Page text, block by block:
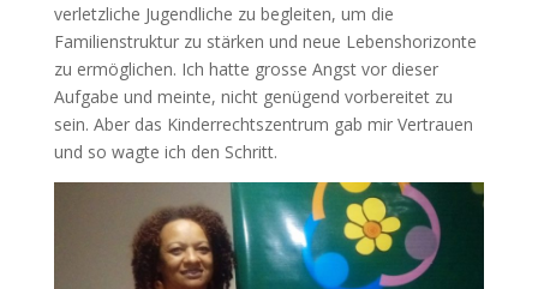
verletzliche Jugendliche zu begleiten, um die
Familienstruktur zu stärken und neue Lebenshorizonte
zu ermöglichen. Ich hatte grosse Angst vor dieser
Aufgabe und meinte, nicht genügend vorbereitet zu
sein. Aber das Kinderrechtszentrum gab mir Vertrauen
und so wagte ich den Schritt.